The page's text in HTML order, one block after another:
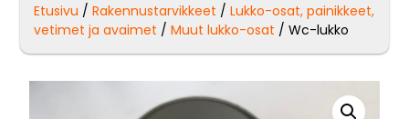
Etusivu /Rakennustarvikkeet /Lukko-osat, painikkeet,
vetimet ja avaimet /Muut lukko-osat / Wc-lukko